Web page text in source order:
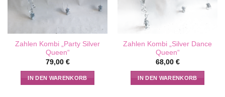
Zahlen Kombi „Party Silver
Queen“
79,00 €
IN DEN WARENKORB
Zahlen Kombi „Silver Dance
Queen“
68,00 €
IN DEN WARENKORB